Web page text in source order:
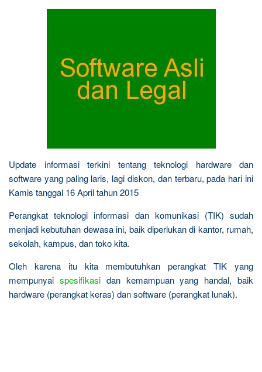
Update informasi terkini tentang teknologi hardware dan
software yang paling laris, lagi diskon, dan terbaru, pada hari ini
Kamis tanggal 16 April tahun 2015
Perangkat teknologi informasi dan komunikasi (TIK) sudah
menjadi kebutuhan dewasa ini, baik diperlukan di kantor, rumah,
sekolah, kampus, dan toko kita.
Oleh karena itu kita membutuhkan perangkat TIK yang
mempunyai spesifikasidan kemampuan yang handal, baik
hardware (perangkat keras) dan software (perangkat lunak).